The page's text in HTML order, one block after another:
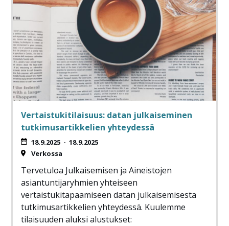
Vertaistukitilaisuus: datan julkaiseminen
tutkimusartikkelien yhteydessä
18.9.2025 - 18.9.2025
Verkossa
Tervetuloa Julkaisemisen ja Aineistojen
asiantuntijaryhmien yhteiseen
vertaistukitapaamiseen datan julkaisemisesta
tutkimusartikkelien yhteydessä. Kuulemme
tilaisuuden aluksi alustukset: